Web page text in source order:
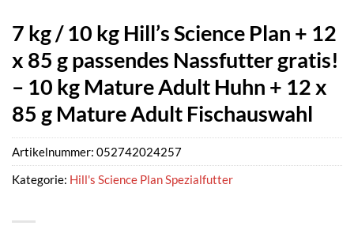
7 kg / 10 kg Hill’s Science Plan + 12
x 85 g passendes Nassfutter gratis!
– 10 kg Mature Adult Huhn + 12 x
85 g Mature Adult Fischauswahl
Artikelnummer: 052742024257
Kategorie: Hill's Science Plan Spezialfutter